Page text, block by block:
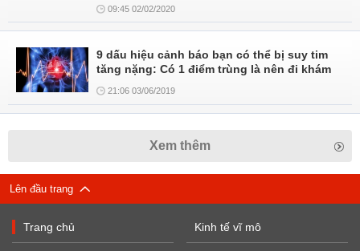
09:45 02/02/2020
9 dấu hiệu cảnh báo bạn có thể bị suy tim
tăng nặng: Có 1 điểm trùng là nên đi khám
21:06 03/06/2019
Xem thêm
Lên đầu trang
Trang chủ Kinh tế vĩ mô